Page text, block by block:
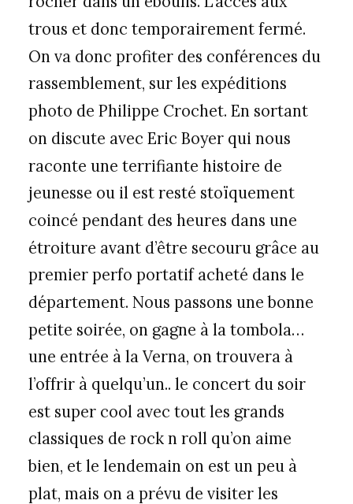
trous et donc temporairement fermé.
On va donc profiter des conférences du
rassemblement, sur les expéditions
photo de Philippe Crochet. En sortant
on discute avec Eric Boyer qui nous
raconte une terrifiante histoire de
jeunesse ou il est resté stoïquement
coincé pendant des heures dans une
étroiture avant d’être secouru grâce au
premier perfo portatif acheté dans le
département. Nous passons une bonne
petite soirée, on gagne à la tombola…
une entrée à la Verna, on trouvera à
l’offrir à quelqu’un.. le concert du soir
est super cool avec tout les grands
classiques de rock n roll qu’on aime
bien, et le lendemain on est un peu à
plat, mais on a prévu de visiter les